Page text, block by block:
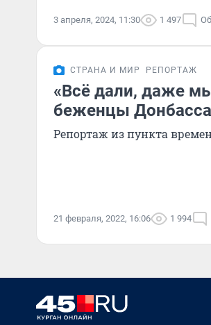
3 апреля, 2024, 11:30 1 497
СТРАНА И МИР РЕПОРТАЖ
«Всё дали, даже
беженцы Донбасса
Репортаж из пункта
21 февраля, 2022, 16:06 1 994